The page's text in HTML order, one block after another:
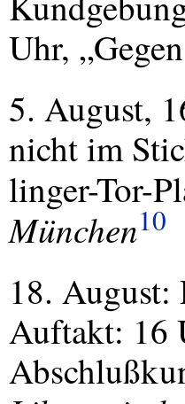
Uhr,
5. August,
nicht im
linger-Tor-
München10
18. August:
Auftakt: 16